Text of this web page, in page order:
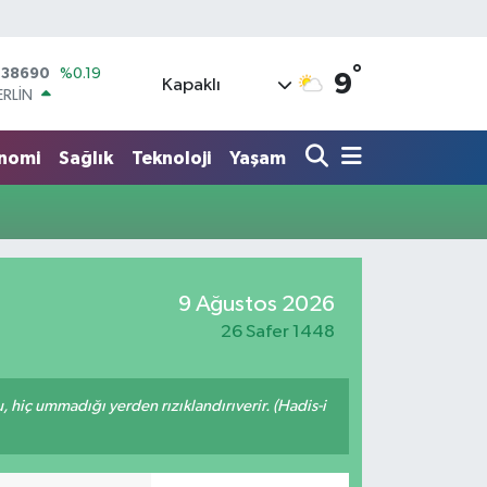
%0
Kapaklı 9°
Sağlık Teknoloji Yaşam
9 Ağustos 2026
26 Safer 1448
ummadığı yerden rızıklandırıverir. (Hadis-i